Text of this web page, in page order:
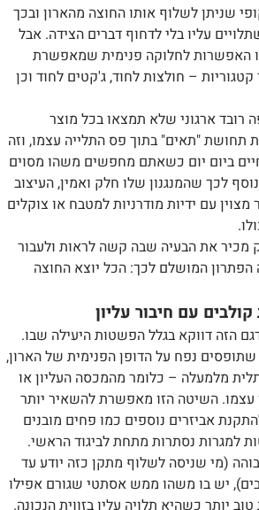
שניתן לשלוף אותו החוצה מהארון ובכך
עליו בלי לדחוף דברים הצידה. אבל
האפשרות לחלוקה פנימית שמאפשרת
– חולצות לחוד, ג'קטים לחוד וכן
רובד ארגוני שלא תמצאו בכל מוצר
תחושת "תאים" בתוך פס התלייה עצמו, וזה
ביום יום כשאתם מחפשים משהו מסוים
לכך שהמנגנון שלו חלק ואמין, העיצוב
מצוין עם ידיות מודרניות למטבח או צוקלים
מכיר את הבעיה שבה קשה לראות ולעבור
הפתרון המושלם לכך: הכל יוצא החוצה
עם חיבור עליון
הזה דווקא בגלל הפשטות היעילה שבו.
שתופסים נפח על הדופן הפנימית של הארון,
מלמעלה – כלומר מהמכסה העליון או
עצמו. השיטה הזו מאפשרת להשאיר יותר
אביזרים נוספים כמו פחים מובנים
למגרות נסתרות מתחת לביגוד הראשי.
(מי שניסה לשלוף מתקן כזה יודע עד
יש בו משהו ממש אסתטי שגורם אפילו
יותר כשהיא תלויה עליו בזווית הנכונה.